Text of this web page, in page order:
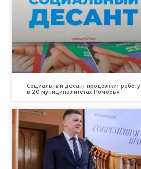
Социальный десант продолжит работу
в 20 муниципалитетах Поморья